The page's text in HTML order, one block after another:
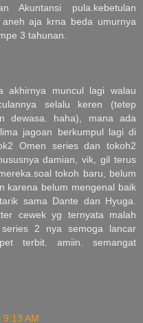
Akuntansi pula.kebetulan
aja krna beda umurnya
3 tahunan.
akhirnya muncul lagi walau
selalu keren (tetep
dewasa. haha), mana ada
jagoan berkumpul lagi di
Omen series dan tokoh2
damian, vik, gil terus
tokoh baru, belum
karena belum mengenal baik
sama Dante dan Hyuga.
cewek yg ternyata malah
2 nya semoga lancar
terbit. amiin. semangat
AM